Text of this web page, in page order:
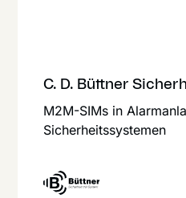
C. D. Büttner
M2M-SIMs in
Sicherheitssystemen